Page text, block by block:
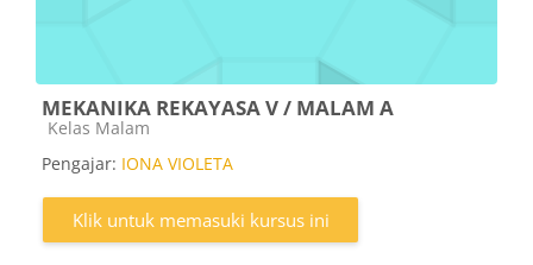
MEKANIKA REKAYASA V / MALAM A
Kategori kursus
Kelas Malam
Pengajar: IONA VIOLETA
Klik untuk memasuki kursus ini